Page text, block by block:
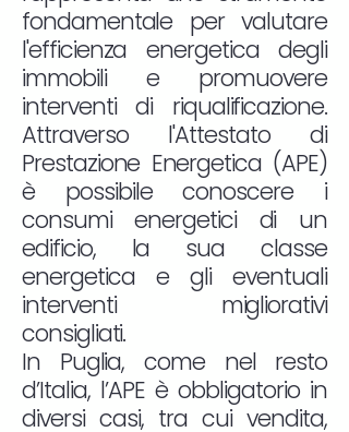
fondamentale per valutare
l'efficienza energetica degli
immobili e promuovere
interventi di riqualificazione.
Attraverso l'Attestato di
Prestazione Energetica (APE)
è possibile conoscere i
consumi energetici di un
edificio, la sua classe
energetica e gli eventuali
interventi migliorativi
consigliati.
In Puglia, come nel resto
d’Italia, l’APE è obbligatorio in
diversi casi, tra cui vendita,